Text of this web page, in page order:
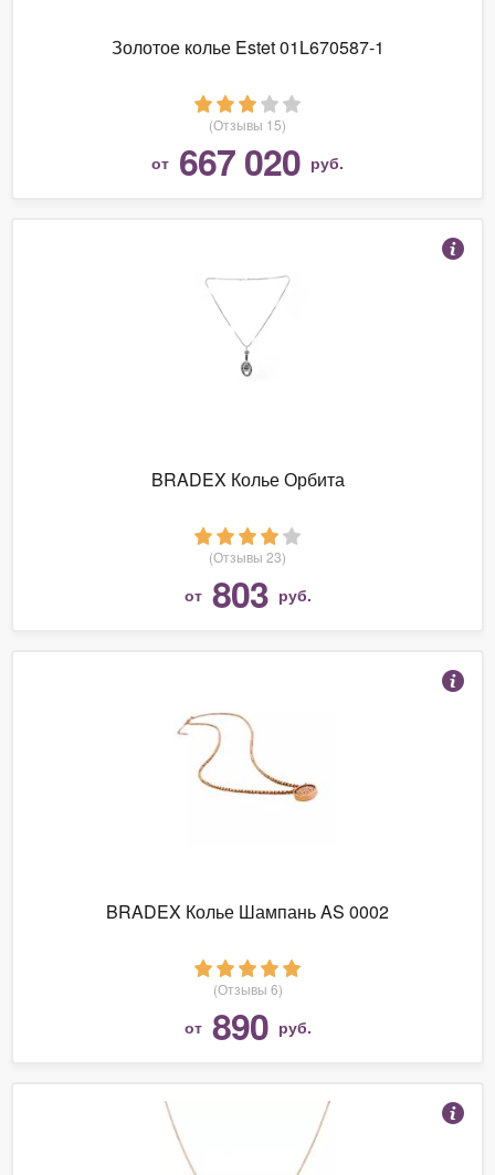
Золотое колье Estet 01L670587-1
(Отзывы 15)
от 667 020 руб.
BRADEX Колье Орбита
(Отзывы 23)
от 803 руб.
BRADEX Колье Шампань AS 0002
(Отзывы 6)
от 890 руб.